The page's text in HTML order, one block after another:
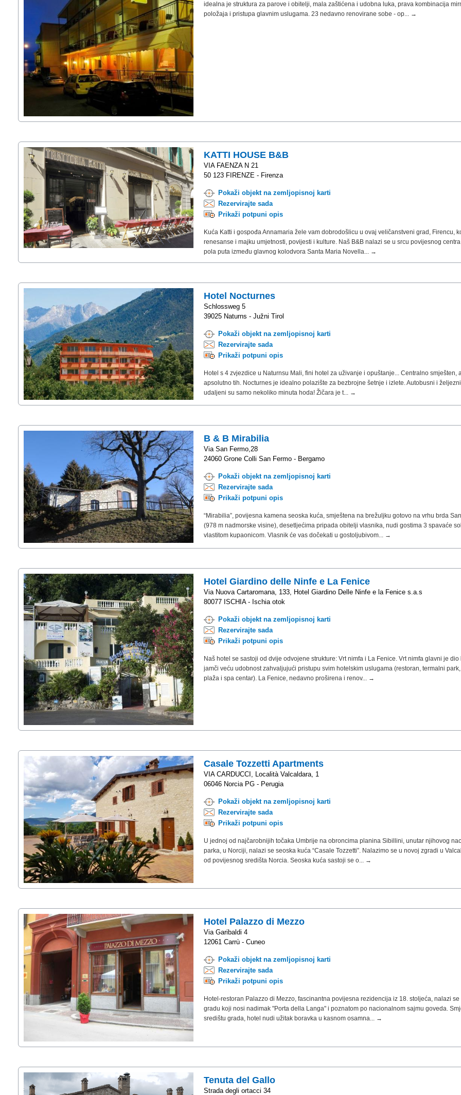
idealna je struktura za parove i obitelji, mala zaštićena i udobna luka, prava kombinacija
položaja i pristupa glavnim uslugama. 23 nedavno renovirane sobe - op... →
KATTI HOUSE B&B
VIA FAENZA N 21
50 123 FIRENZE - Firenza
Pokaži objekt na zemljopisnoj karti
Rezervirajte sada
Prikaži potpuni opis
Kuća Katti i gospođa Annamaria žele vam dobrodošlicu u ovaj veličanstveni grad, Firencu,
renesanse i majku umjetnosti, povijesti i kulture. Naš B&B nalazi se u srcu povijesnog
pola puta između glavnog kolodvora Santa Maria Novella... →
Hotel Nocturnes
Schlossweg 5
39025 Naturns - Južni Tirol
Pokaži objekt na zemljopisnoj karti
Rezervirajte sada
Prikaži potpuni opis
Hotel s 4 zvjezdice u Naturnsu Mali, fini hotel za uživanje i opuštanje... Centralno smješten,
apsolutno tih. Nocturnes je idealno polazište za bezbrojne šetnje i izlete. Autobusni i
udaljeni su samo nekoliko minuta hoda! Žičara je t... →
B & B Mirabilia
Via San Fermo,28
24060 Grone Colli San Fermo - Bergamo
Pokaži objekt na zemljopisnoj karti
Rezervirajte sada
Prikaži potpuni opis
“Mirabilia”, povijesna kamena seoska kuća, smještena na brežuljku gotovo na vrhu brda
(978 m nadmorske visine), desetljećima pripada obitelji vlasnika, nudi gostima 3 spavaće
vlastitom kupaonicom. Vlasnik će vas dočekati u gostoljubivom... →
Hotel Giardino delle Ninfe e La Fenice
Via Nuova Cartaromana, 133, Hotel Giardino Delle Ninfe e la Fenice s.a.s
80077 ISCHIA - Ischia otok
Pokaži objekt na zemljopisnoj karti
Rezervirajte sada
Prikaži potpuni opis
Naš hotel se sastoji od dvije odvojene strukture: Vrt nimfa i La Fenice. Vrt nimfa glavni je dio
jamči veću udobnost zahvaljujući pristupu svim hotelskim uslugama (restoran, termalni
plaža i spa centar). La Fenice, nedavno proširena i renov... →
Casale Tozzetti Apartments
VIA CARDUCCI, Località Valcaldara, 1
06046 Norcia PG - Perugia
Pokaži objekt na zemljopisnoj karti
Rezervirajte sada
Prikaži potpuni opis
U jednoj od najčarobnijih točaka Umbrije na obroncima planina Sibillini, unutar njihovog
parka, u Norciji, nalazi se seoska kuća “Casale Tozzetti”. Nalazimo se u novoj zgradi u
od povijesnog središta Norcia. Seoska kuća sastoji se o... →
Hotel Palazzo di Mezzo
Via Garibaldi 4
12061 Carrù - Cuneo
Pokaži objekt na zemljopisnoj karti
Rezervirajte sada
Prikaži potpuni opis
Hotel-restoran Palazzo di Mezzo, fascinantna povijesna rezidencija iz 18. stoljeća, nalazi se
gradu koji nosi nadimak "Porta della Langa" i poznatom po nacionalnom sajmu goveda.
središtu grada, hotel nudi užitak boravka u kasnom osamna... →
Tenuta del Gallo
Strada degli ortacci 34